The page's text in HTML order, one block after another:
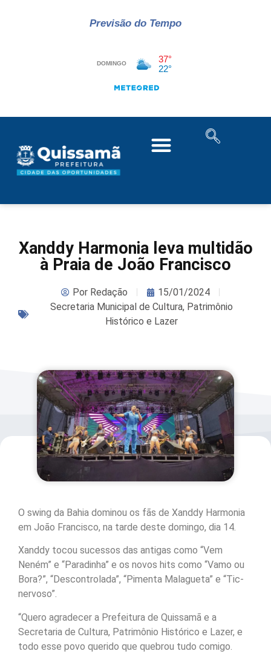
Previsão do Tempo
Xanddy Harmonia leva multidão
à Praia de João Francisco
PorRedação
15/01/2024
Secretaria Municipal de Cultura, Patrimônio
Histórico e Lazer
O swing da Bahia dominou os fãs de Xanddy Harmonia
em João Francisco, na tarde deste domingo, dia 14.
Xanddy tocou sucessos das antigas como “Vem
Neném” e “Paradinha” e os novos hits como “Vamo ou
Bora?”, “Descontrolada”, “Pimenta Malagueta” e “Tic-
nervoso”.
“Quero agradecer a Prefeitura de Quissamã e a
Secretaria de Cultura, Patrimônio Histórico e Lazer, e
todo esse povo querido que quebrou tudo comigo.